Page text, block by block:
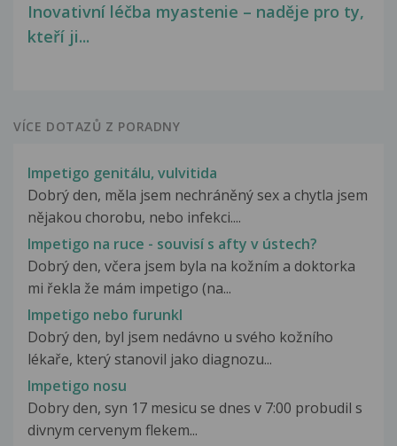
Inovativní léčba myastenie – naděje pro ty,
kteří ji...
VÍCE DOTAZŮ Z PORADNY
Impetigo genitálu, vulvitida
Dobrý den, měla jsem nechráněný sex a chytla jsem
nějakou chorobu, nebo infekci....
Impetigo na ruce - souvisí s afty v ústech?
Dobrý den, včera jsem byla na kožním a doktorka
mi řekla že mám impetigo (na...
Impetigo nebo furunkl
Dobrý den, byl jsem nedávno u svého kožního
lékaře, který stanovil jako diagnozu...
Impetigo nosu
Dobry den, syn 17 mesicu se dnes v 7:00 probudil s
divnym cervenym flekem...